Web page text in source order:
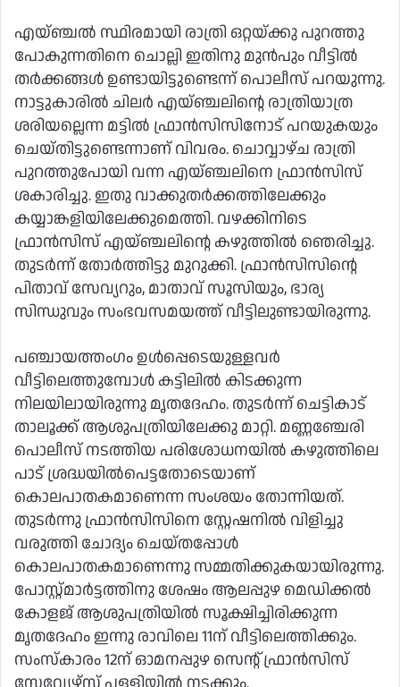
എയ്ഞ്ചല്‍ സ്ഥിരമായി രാത്രി ഒറ്റയ്ക്കു പുറത്തു
പോകുന്നതിനെ ചൊല്ലി ഇതിനു മുന്‍പും വീട്ടില്‍
തര്‍ക്കങ്ങള്‍ ഉണ്ടായിട്ടുണ്ടെന്ന് പൊലീസ് പറയുന്നു.
നാട്ടുകാരില്‍ ചിലര്‍ എയ്ഞ്ചലിന്റെ രാത്രിയാത്ര
ശരിയല്ലെന്ന മട്ടില്‍ ഫ്രാന്‍സിസിനോട് പറയുകയും
ചെയ്തിട്ടുണ്ടെന്നാണ് വിവരം. ചൊവ്വാഴ്ച രാത്രി
പുറത്തുപോയി വന്ന എയ്ഞ്ചലിനെ ഫ്രാന്‍സിസ്
ശകാരിച്ചു. ഇതു വാക്കുതര്‍ക്കത്തിലേക്കും
കയ്യാങ്കളിയിലേക്കുമെത്തി. വഴക്കിനിടെ
ഫ്രാന്‍സിസ് എയ്ഞ്ചലിന്റെ കഴുത്തില്‍ ഞെരിച്ചു.
തുടര്‍ന്ന് തോര്‍ത്തിട്ടു മുറുക്കി. ഫ്രാന്‍സിസിന്റെ
പിതാവ് സേവ്യറും, മാതാവ് സൂസിയും, ഭാര്യ
സിന്ധുവും സംഭവസമയത്ത് വീട്ടിലുണ്ടായിരുന്നു.
പഞ്ചായത്തംഗം ഉള്‍പ്പെടെയുള്ളവര്‍
വീട്ടിലെത്തുമ്പോള്‍ കട്ടിലില്‍ കിടക്കുന്ന
നിലയിലായിരുന്നു മൃതദേഹം. തുടര്‍ന്ന് ചെട്ടികാട്
താലൂക്ക് ആശുപത്രിയിലേക്കു മാറ്റി. മണ്ണഞ്ചേരി
പൊലീസ് നടത്തിയ പരിശോധനയില്‍ കഴുത്തിലെ
പാട് ശ്രദ്ധയില്‍പെട്ടതോടെയാണ്
കൊലപാതകമാണെന്ന സംശയം തോന്നിയത്.
തുടര്‍ന്നു ഫ്രാന്‍സിസിനെ സ്റ്റേഷനില്‍ വിളിച്ചു
വരുത്തി ചോദ്യം ചെയ്തപ്പോള്‍
കൊലപാതകമാണെന്നു സമ്മതിക്കുകയായിരുന്നു.
പോസ്റ്റ്മാര്‍ട്ടത്തിനു ശേഷം ആലപ്പുഴ മെഡിക്കല്‍
കോളജ് ആശുപത്രിയില്‍ സൂക്ഷിച്ചിരിക്കുന്ന
മൃതദേഹം ഇന്നു രാവിലെ 11ന് വീട്ടിലെത്തിക്കും.
സംസ്‌കാരം 12ന് ഓമനപ്പുഴ സെന്റ് ഫ്രാന്‍സിസ്